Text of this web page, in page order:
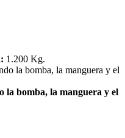
1.200 Kg.
la bomba, la manguera y el
la bomba, la manguera y el